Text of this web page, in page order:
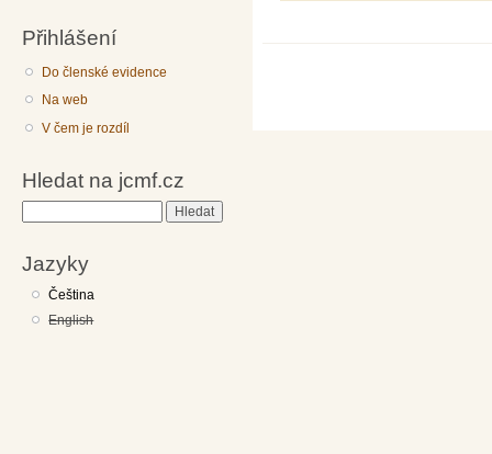
Přihlášení
Do členské evidence
Na web
V čem je rozdíl
Hledat na jcmf.cz
Jazyky
Čeština
English